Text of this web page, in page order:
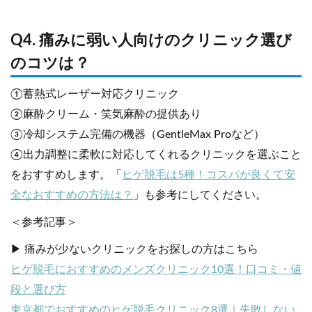
Q4. 痛みに弱い人向けのクリニック選び
のコツは？
①蓄熱式レーザー対応クリニック
②麻酔クリーム・笑気麻酔の提供あり
③冷却システム完備の機器（GentleMax Proなど）
④出力調整に柔軟に対応してくれるクリニックを選ぶこと
をおすすめします。「
ヒゲ脱毛は5種！コスパが良くて安
全なおすすめの方法は？ 」も参考にしてください。
＜参考記事＞
▶ 痛みが少ないクリニックをお探しの方はこちら
ヒゲ脱毛におすすめのメンズクリニック10選！口コミ・値
段と選び方